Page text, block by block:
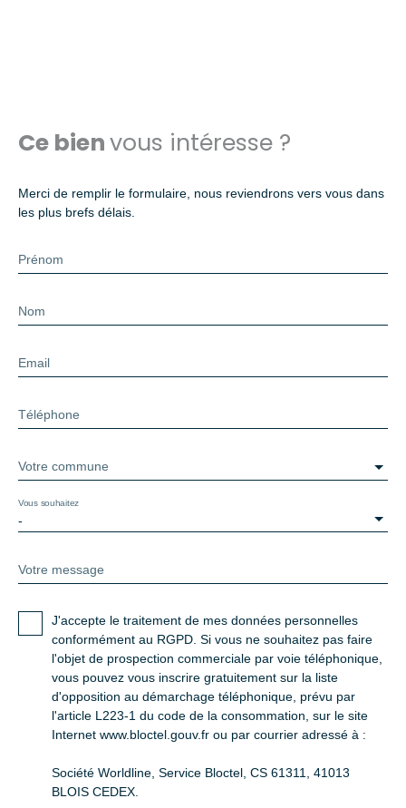
Ce bienvous intéresse ?
Merci de remplir le formulaire, nous reviendrons vers vous dans
les plus brefs délais.
Prénom
Nom
Email
Téléphone
Votre commune
-
Vous souhaitez
Votre message
J'accepte le traitement de mes données personnelles
conformément au RGPD. Si vous ne souhaitez pas faire
l'objet de prospection commerciale par voie téléphonique,
vous pouvez vous inscrire gratuitement sur la liste
d'opposition au démarchage téléphonique, prévu par
l'article L223-1 du code de la consommation, sur le site
Internet www.bloctel.gouv.fr ou par courrier adressé à :
Société Worldline, Service Bloctel, CS 61311, 41013
BLOIS CEDEX.